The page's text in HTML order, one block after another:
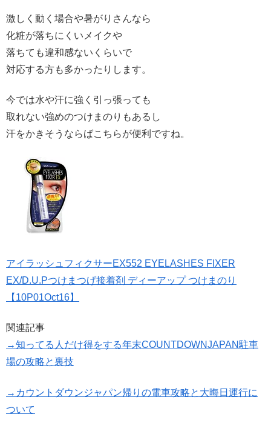
激しく動く場合や暑がりさんなら
化粧が落ちにくいメイクや
落ちても違和感ないくらいで
対応する方も多かったりします。
今では水や汗に強く引っ張っても
取れない強めのつけまのりもあるし
汗をかきそうならばこちらが便利ですね。
アイラッシュフィクサーEX552 EYELASHES FIXER
EX/D.U.Pつけまつげ接着剤 ディーアップ つけまのり
【10P01Oct16】
関連記事
→知ってる人だけ得をする年末COUNTDOWNJAPAN駐車
場の攻略と裏技
→カウントダウンジャパン帰りの電車攻略と大晦日運行に
ついて